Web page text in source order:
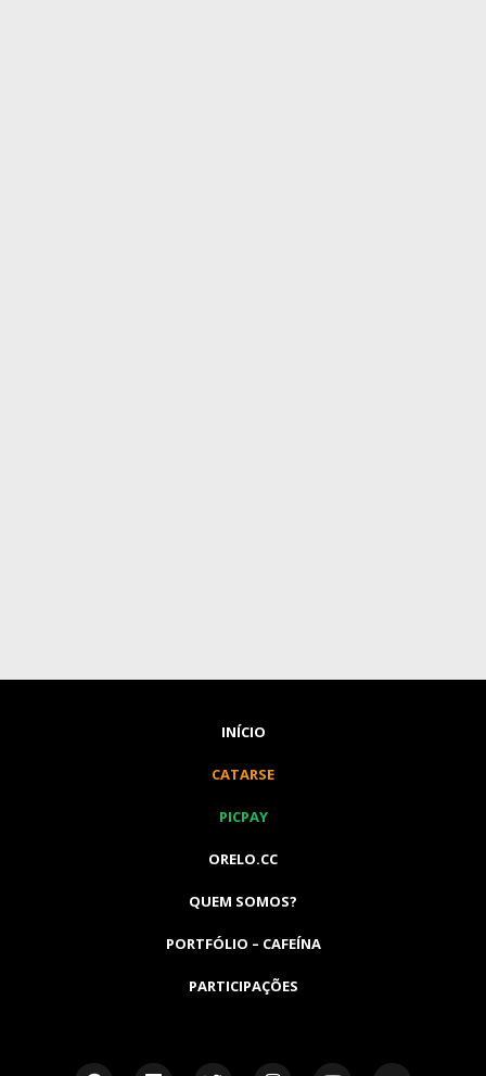
INÍCIO
CATARSE
PICPAY
ORELO.CC
QUEM SOMOS?
PORTFÓLIO – CAFEÍNA
PARTICIPAÇÕES